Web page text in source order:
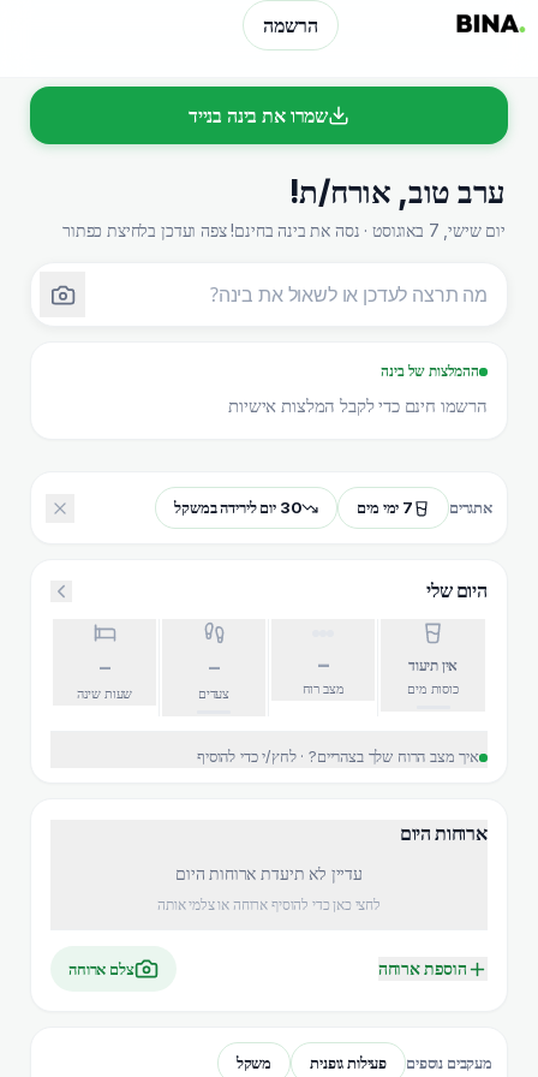
הרשמה
שמרו את בינה בנייד
ערב טוב, אורח/ת!
יום שישי, 7 באוגוסט · נסה את בינה בחינם! צפה ועדכן בלחיצת כפתור
ההמלצות של בינה
הרשמו חינם כדי לקבל המלצות אישיות
אתגרים 7 ימי מים 30 יום לירידה במשקל
היום שלי
אין תיעוד
כוסות מים
–
מצב רוח
–
צעדים
–
שעות שינה
איך מצב הרוח שלך בצהריים? · לחץ/י כדי להוסיף
ארוחות היום
עדיין לא תיעדת ארוחות היום
לחצי כאן כדי להוסיף ארוחה או צלמי אותה
הוספת ארוחה צלם ארוחה
מעקבים נוספים פעילות גופנית משקל